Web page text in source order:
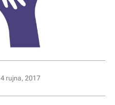
4 rujna, 2017